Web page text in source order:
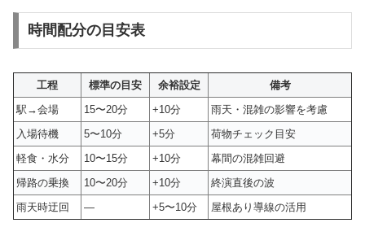
時間配分の目安表
工程 標準の目安 余裕設定
備考
駅→会場
15〜20分 +10分
雨天・混雑の影響を考慮
入場待機
5〜10分 +5分
荷物チェック目安
軽食・水分
10〜15分 +10分
幕間の混雑回避
帰路の乗換
10〜20分 +10分
終演直後の波
雨天時迂回
— +5〜10分 屋根あり導線の活用